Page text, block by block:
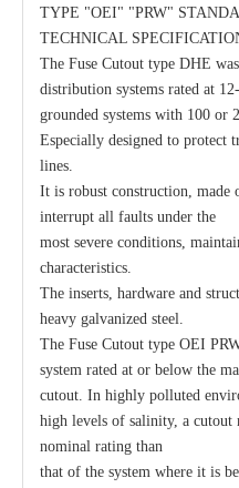
TYPE "OEI" "PRW"
TECHNICAL
The Fuse Cutout type DHE
distribution systems rated at
grounded systems with 100 or
Especially designed to protect
lines.
It is robust construction,
interrupt all faults under the
most severe conditions,
characteristics.
The inserts, hardware and
heavy galvanized steel.
The Fuse Cutout type OEI
system rated at or below the
cutout. In highly polluted
high levels of salinity, a cutout
nominal rating than
that of the system where it is